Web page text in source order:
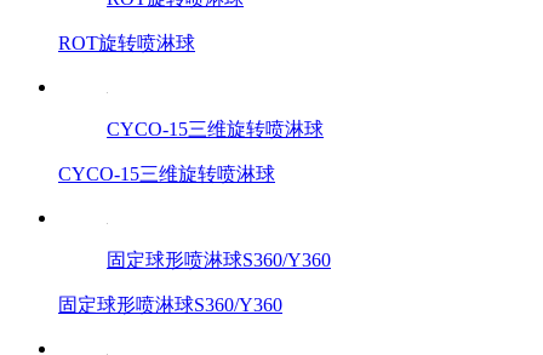
ROT旋转喷淋球
CYCO-15三维旋转喷淋球
CYCO-15三维旋转喷淋球
固定球形喷淋球S360/Y360
固定球形喷淋球S360/Y360